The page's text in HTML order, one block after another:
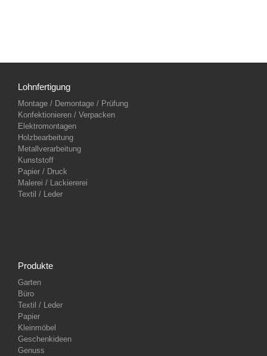
Lohnfertigung
Montage / Demontage / Prüfung
Konfektionieren / Verpacken
Elektromontagen
Holzbearbeitung
Metallverarbeitung
Kunststoff
Papier / Druck
Malerei / Lackiererei
Textil / Leder
Produkte
Garten
Büro
Textil / Leder
Papier
Kleinmöbel
Geschenkideen
Genuss